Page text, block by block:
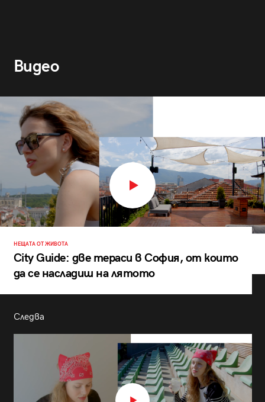
Видео
НЕЩАТА ОТ ЖИВОТА
City Guide: две тераси в София, от които
да се насладиш на лятото
Следва